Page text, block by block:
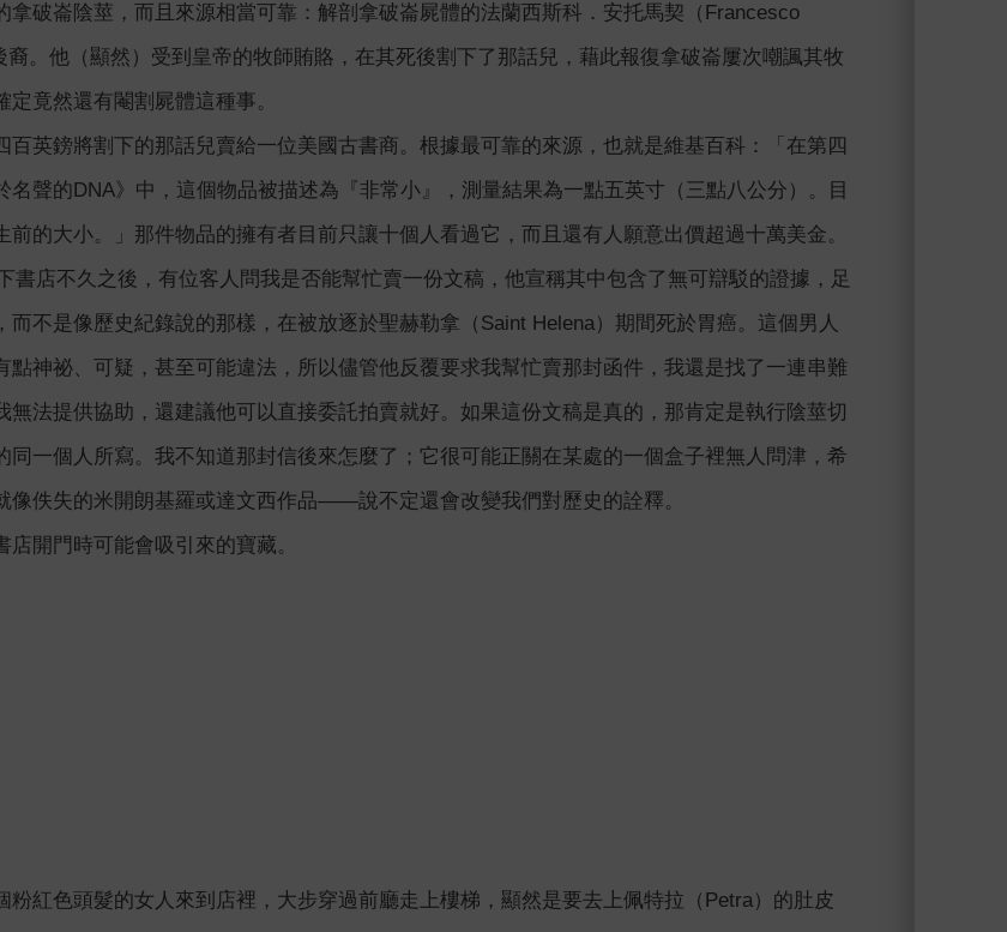
拿破崙陰莖，而且來源相當可靠：解剖拿破崙屍體的法蘭西斯科．安托馬契（Francesco
裔。他（顯然）受到皇帝的牧師賄賂，在其死後割下了那話兒，藉此報復拿破崙屢次嘲諷其牧
竟然還有閹割屍體這種事。
百英鎊將割下的那話兒賣給一位美國古書商。根據最可靠的來源，也就是維基百科：「在第四
名聲的DNA》中，這個物品被描述為『非常小』，測量結果為一點五英寸（三點八公分）。目
前的大小。」那件物品的擁有者目前只讓十個人看過它，而且還有人願意出價超過十萬美金。
書店不久之後，有位客人問我是否能幫忙賣一份文稿，他宣稱其中包含了無可辯駁的證據，足
而不是像歷史紀錄說的那樣，在被放逐於聖赫勒拿（Saint Helena）期間死於胃癌。這個男人
點神祕、可疑，甚至可能違法，所以儘管他反覆要求我幫忙賣那封函件，我還是找了一連串難
無法提供協助，還建議他可以直接委託拍賣就好。如果這份文稿是真的，那肯定是執行陰莖切
同一個人所寫。我不知道那封信後來怎麼了；它很可能正關在某處的一個盒子裡無人問津，希
佚失的米開朗基羅或達文西作品――說不定還會改變我們對歷史的詮釋。
開門時可能會吸引來的寶藏。
粉紅色頭髮的女人來到店裡，大步穿過前廳走上樓梯，顯然是要去上佩特拉（Petra）的肚皮